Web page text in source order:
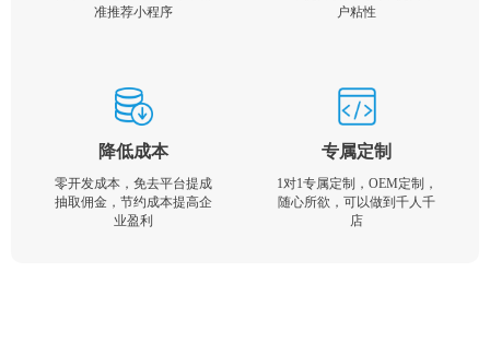
准推荐小程序
户粘性
降低成本
零开发成本，免去平台提成
抽取佣金，节约成本提高企
业盈利
专属定制
1对1专属定制，OEM定制，
随心所欲，可以做到千人千
店